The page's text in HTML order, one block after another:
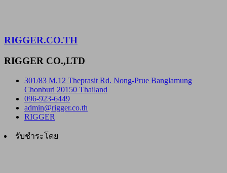
RIGGER.CO.TH
RIGGER CO.,LTD
301/83 M.12 Theprasit Rd. Nong-Prue Banglamung
Chonburi 20150 Thailand
096-923-6449
admin@rigger.co.th
RIGGER
รับชำระโดย